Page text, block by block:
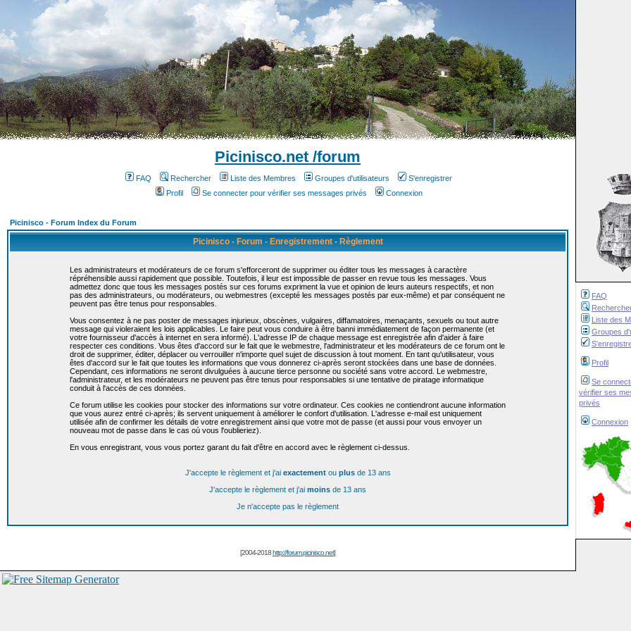
FAQ
Liste des
Groupes
Profil
Se
vérifier ses
privés
Connexion
Picinisco.net /forum
FAQ Rechercher Liste des Membres Groupes d'utilisateurs
S'enregistrer
Profil
Se connecter pour vérifier ses messages privés Connexion
Picinisco - Forum Index du Forum
Picinisco - Forum - Enregistrement - Règlement
Les administrateurs et modérateurs de ce forum s'efforceront de supprimer ou éditer tous les messages à caractère
répréhensible aussi rapidement que possible. Toutefois, il leur est impossible de passer en revue tous les messages. Vous
admettez donc que tous les messages postés sur ces forums expriment la vue et opinion de leurs auteurs respectifs, et non
pas des administrateurs, ou modérateurs, ou webmestres (excepté les messages postés par eux-même) et par conséquent ne
peuvent pas être tenus pour responsables.
Vous consentez à ne pas poster de messages injurieux, obscènes, vulgaires, diffamatoires, menaçants, sexuels ou tout autre
message qui violeraient les lois applicables. Le faire peut vous conduire à être banni immédiatement de façon permanente (et
votre fournisseur d'accès à internet en sera informé). L'adresse IP de chaque message est enregistrée afin d'aider à faire
respecter ces conditions. Vous êtes d'accord sur le fait que le webmestre, l'administrateur et les modérateurs de ce forum ont le
droit de supprimer, éditer, déplacer ou verrouiller n'importe quel sujet de discussion à tout moment. En tant qu'utilisateur, vous
êtes d'accord sur le fait que toutes les informations que vous donnerez ci-après seront stockées dans une base de données.
Cependant, ces informations ne seront divulguées à aucune tierce personne ou société sans votre accord. Le webmestre,
l'administrateur, et les modérateurs ne peuvent pas être tenus pour responsables si une tentative de piratage informatique
conduit à l'accès de ces données.
Ce forum utilise les cookies pour stocker des informations sur votre ordinateur. Ces cookies ne contiendront aucune information
que vous aurez entré ci-après; ils servent uniquement à améliorer le confort d'utilisation. L'adresse e-mail est uniquement
utilisée afin de confirmer les détails de votre enregistrement ainsi que votre mot de passe (et aussi pour vous envoyer un
nouveau mot de passe dans le cas où vous l'oublieriez).
En vous enregistrant, vous vous portez garant du fait d'être en accord avec le règlement ci-dessus.
J'accepte le règlement et j'ai exactementou plusde 13 ans
J'accepte le règlement et j'ai moins de 13 ans
Je n'accepte pas le règlement
[2004-2018http://forum.picinisco.net]